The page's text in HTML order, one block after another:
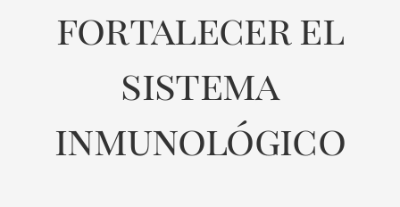
fortalecer el
sistema
inmunológico